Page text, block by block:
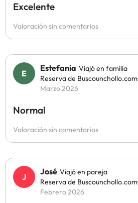
Excelente
Valoración sin comentarios
Estefania Viajó en familia
Reserva de Buscounchollo.com
Marzo 2026
Normal
Valoración sin comentarios
José Viajó en pareja
Reserva de Buscounchollo.com
Febrero 2026